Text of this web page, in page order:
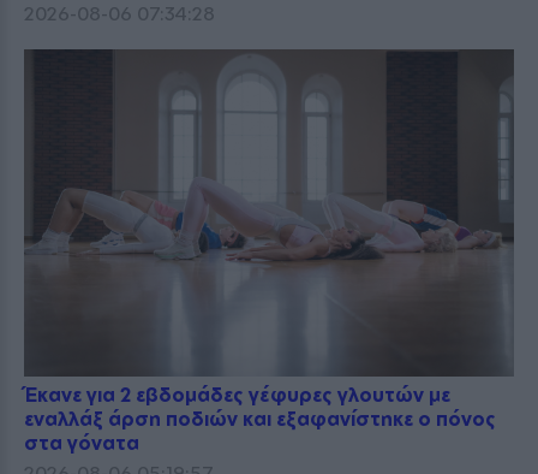
2026-08-06 07:34:28
Έκανε για 2 εβδομάδες γέφυρες γλουτών με
εναλλάξ άρση ποδιών και εξαφανίστηκε ο πόνος
στα γόνατα